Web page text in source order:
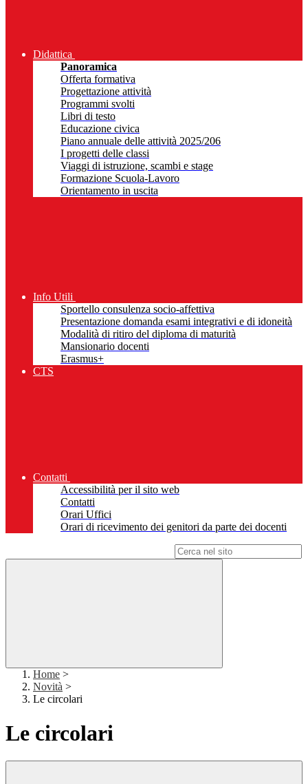
Didattica
Panoramica
Offerta formativa
Progettazione attività
Programmi svolti
Libri di testo
Educazione civica
Piano annuale delle attività 2025/206
I progetti delle classi
Viaggi di istruzione, scambi e stage
Formazione Scuola-Lavoro
Orientamento in uscita
Info Utili
Sportello consulenza socio-affettiva
Presentazione domanda esami integrativi e di idoneità
Modalità di ritiro del diploma di maturità
Mansionario docenti
Erasmus+
CTS
Contatti
Accessibilità per il sito web
Contatti
Orari Uffici
Orari di ricevimento dei genitori da parte dei docenti
Home >
Novità >
Le circolari
Le circolari